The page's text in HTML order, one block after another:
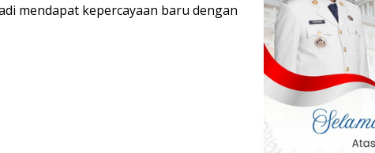
mendapat kepercayaan baru dengan